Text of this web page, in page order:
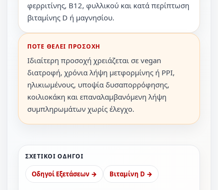
φερριτίνης, B12, φυλλικού και κατά περίπτωση
βιταμίνης D ή μαγνησίου.
ΠΟΤΕ ΘΕΛΕΙ ΠΡΟΣΟΧΗ
Ιδιαίτερη προσοχή χρειάζεται σε vegan
διατροφή, χρόνια λήψη μετφορμίνης ή PPI,
ηλικιωμένους, υποψία δυσαπορρόφησης,
κοιλιοκάκη και επαναλαμβανόμενη λήψη
συμπληρωμάτων χωρίς έλεγχο.
ΣΧΕΤΙΚΟΙ ΟΔΗΓΟΙ
Οδηγοί Εξετάσεων → Βιταμίνη D →